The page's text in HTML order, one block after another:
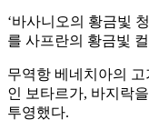
‘바사니오의 황금빛
를 사프란의 황금빛
무역항 베네치아의
인 보타르가, 바지락
투영했다.